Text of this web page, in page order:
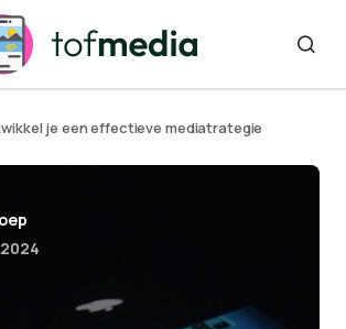
je een effectieve mediatrategie